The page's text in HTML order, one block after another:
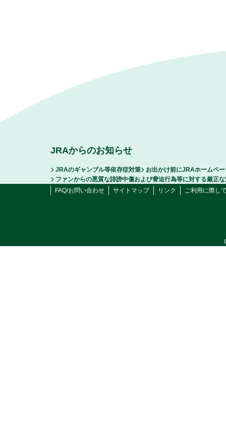
JRAからのお知らせ
JRAのギャンブル等依存症対策
お出かけ前にJRAホームペ
ファンからの悪質な誹謗中傷および脅迫行為等に対する厳正
FAQ/お問い合わせ
サイトマップ リンク ご利用に際し